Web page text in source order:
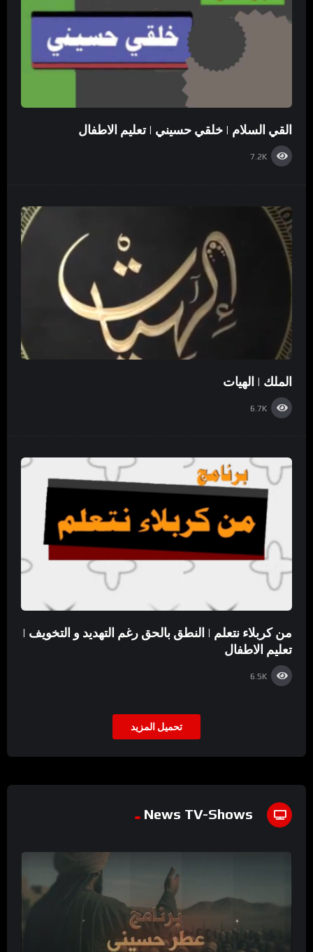
القي السلام | خلقي حسيني | تعليم الاطفال
7.2K
الملك | الهيات
6.7K
من كربلاء نتعلم | النطق بالحق رغم التهديد و التخويف |
تعليم الاطفال
6.5K
تحميل المزيد
News TV-Shows